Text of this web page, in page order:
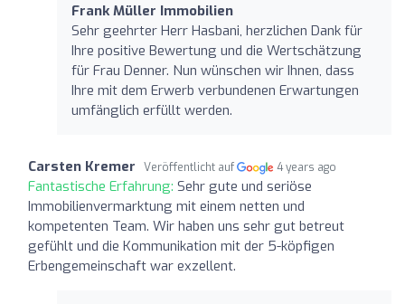
Frank Müller Immobilien
Sehr geehrter Herr Hasbani, herzlichen Dank für
Ihre positive Bewertung und die Wertschätzung
für Frau Denner. Nun wünschen wir Ihnen, dass
Ihre mit dem Erwerb verbundenen Erwartungen
umfänglich erfüllt werden.
Carsten Kremer Veröffentlicht auf 4 years ago
Fantastische Erfahrung: Sehr gute und seriöse
Immobilienvermarktung mit einem netten und
kompetenten Team. Wir haben uns sehr gut betreut
gefühlt und die Kommunikation mit der 5-köpfigen
Erbengemeinschaft war exzellent.